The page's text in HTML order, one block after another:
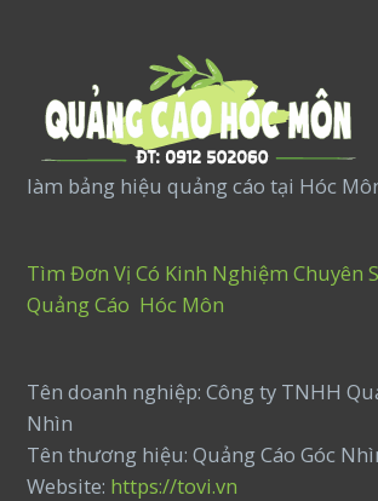
làm bảng hiệu quảng cáo tại Hóc
Tìm Đơn Vị Có Kinh Nghiệm Chuyên
Quảng Cáo Hóc Môn
Tên doanh nghiệp: Công ty TNHH
Nhìn
Tên thương hiệu: Quảng Cáo Góc
Website: https://tovi.vn